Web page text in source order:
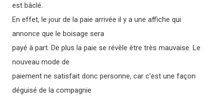
est bâclé.
En effet, le jour de la paie arrivée il y a une affiche qui
annonce que le boisage sera
payé à part. De plus la paie se révèle être très mauvaise. Le
nouveau mode de
paiement ne satisfait donc personne, car c’est une façon
déguisé de la compagnie